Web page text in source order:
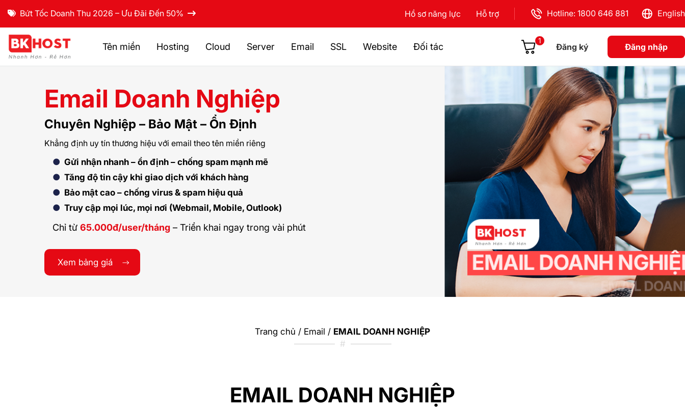
Bứt Tốc Doanh Thu 2026 – Ưu Đãi Đến 50% Hồ sơ năng lực Hỗ trợ Hotline: 1800 646 881 English
Tên miền Hosting Cloud Server Email SSL Website Đối tác
1
Đăng ký Đăng nhập
Email Doanh Nghiệp
Chuyên Nghiệp – Bảo Mật – Ổn Định
Khẳng định uy tín thương hiệu với email theo tên miền riêng
Gửi nhận nhanh – ổn định – chống spam mạnh mẽ
Tăng độ tin cậy khi giao dịch với khách hàng
Bảo mật cao – chống virus & spam hiệu quả
Truy cập mọi lúc, mọi nơi (Webmail, Mobile, Outlook)
Chỉ từ 65.000đ/user/tháng – Triển khai ngay trong vài phút
Xem bảng giá
Trang chủ / Email / EMAIL DOANH NGHIỆP
#
EMAIL DOANH NGHIỆP